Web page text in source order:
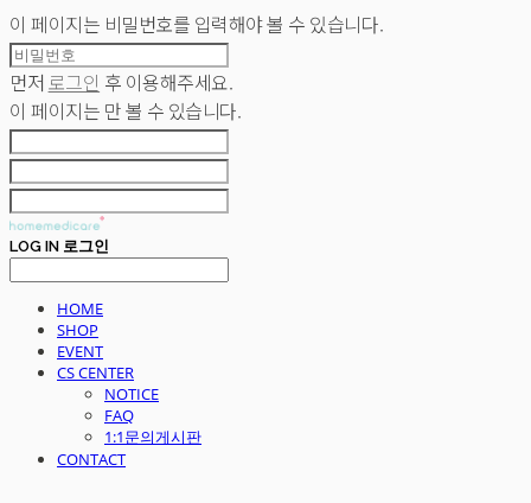
이 페이지는 비밀번호를 입력해야 볼 수 있습니다.
먼저 로그인 후 이용해주세요.
이 페이지는 만 볼 수 있습니다.
LOG IN 로그인
HOME
SHOP
EVENT
CS CENTER
NOTICE
FAQ
1:1문의게시판
CONTACT